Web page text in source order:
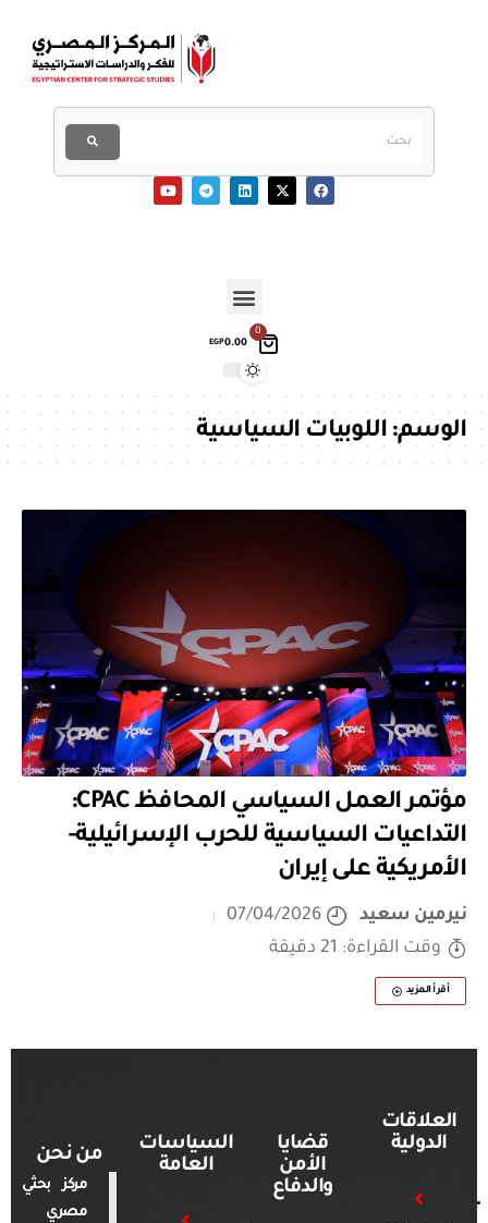
0
EGP0.00
الوسم:اللوبيات السياسية
مؤتمر العمل السياسي المحافظ CPAC:
التداعيات السياسية للحرب الإسرائيلية-
الأمريكية على إيران
نيرمين سعيد
07/04/2026
وقت القراءة: 21 دقيقة
أقرأ المزيد
العلاقات
الدولية
قضايا
الأمن
والدفاع
السياسات
العامة
من نحن
مركز بحثي
مصري